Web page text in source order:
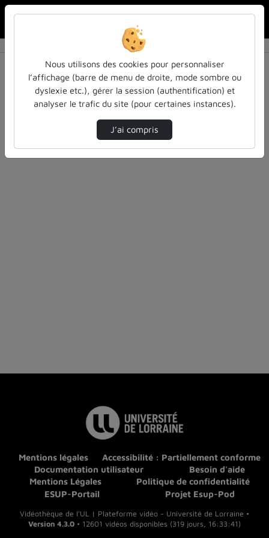
0 vidéo trouvée
Audio Vidéo Statistiques de vues
Direction de tri
Désolé, aucune vidéo trouvée.
Mentions légales
Accessibilité : Partiellement conforme
Documentation utilisateur
Besoin d'aide
Mentions Légales
Politique de confidentialité
ESUP-Portail
Projet Esup-Pod
Vidéothèque de l'UL | Plateforme vidéo - Université de Lorraine •
Version 4.3.0 • 12601 vidéos disponibles (319 jours, 16:33:41)
Nous utilisons des cookies pour personnaliser
l’affichage (barre de menu de droite, mode sombre ou
dyslexie etc.), gérer la session (authentification) et
analyser le trafic du site (pour certaines instances).
J’ai compris